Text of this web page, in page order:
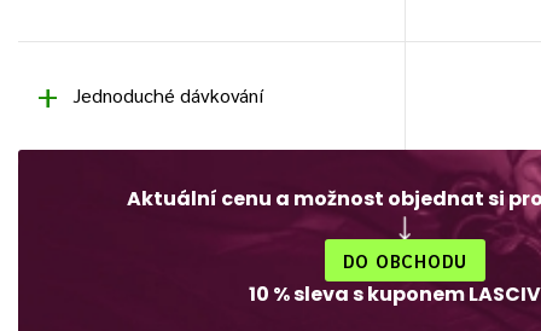
Jednoduché dávkování
Aktuální cenu a možnost objednat si
DO OBCHODU
10 % sleva s kuponem